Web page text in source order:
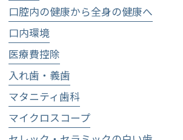
口腔内の健康から全身の健康へ
口内環境
医療費控除
入れ歯・義歯
マタニティ歯科
マイクロスコープ